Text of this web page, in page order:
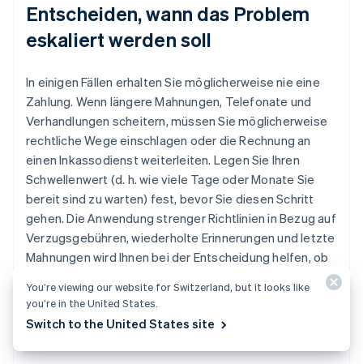
Entscheiden, wann das Problem
eskaliert werden soll
In einigen Fällen erhalten Sie möglicherweise nie eine
Zahlung. Wenn längere Mahnungen, Telefonate und
Verhandlungen scheitern, müssen Sie möglicherweise
rechtliche Wege einschlagen oder die Rechnung an
einen Inkassodienst weiterleiten. Legen Sie Ihren
Schwellenwert (d. h. wie viele Tage oder Monate Sie
bereit sind zu warten) fest, bevor Sie diesen Schritt
gehen. Die Anwendung strenger Richtlinien in Bezug auf
Verzugsgebühren, wiederholte Erinnerungen und letzte
Mahnungen wird Ihnen bei der Entscheidung helfen, ob
Beziehung repariert werden kann.
You’re viewing our website for Switzerland, but it looks like
you’re in the United States.
Switch to the United States site